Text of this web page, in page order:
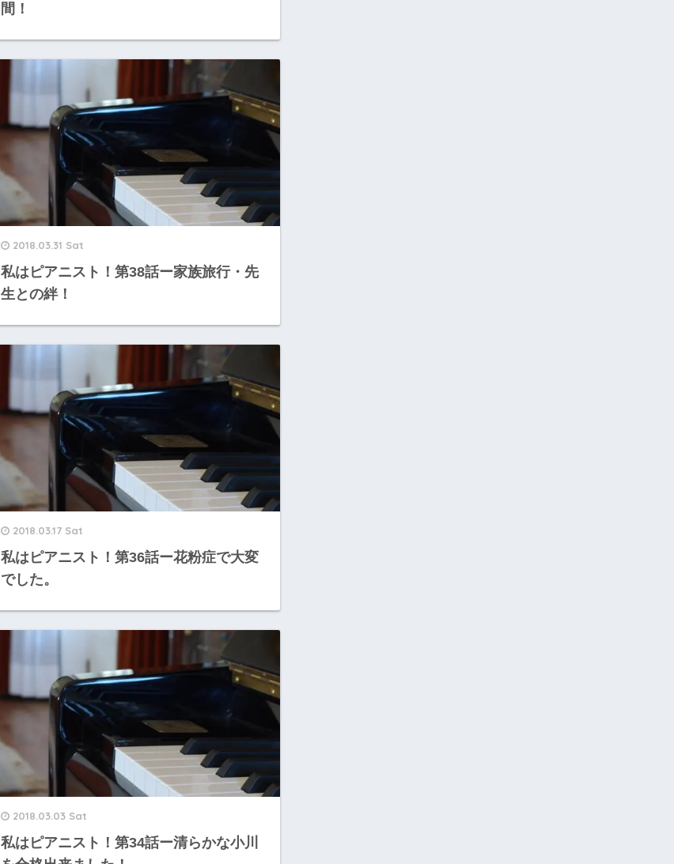
間！
2018.03.31 Sat
私はピアニスト！第38話ー家族旅行・先
生との絆！
2018.03.17 Sat
私はピアニスト！第36話ー花粉症で大変
でした。
2018.03.03 Sat
私はピアニスト！第34話ー清らかな小川